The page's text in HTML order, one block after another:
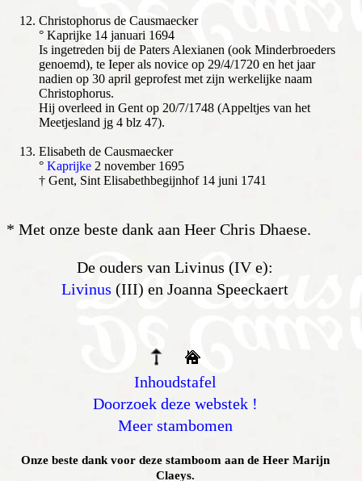
Christophorus de Causmaecker
° Kaprijke 14 januari 1694
Is ingetreden bij de Paters Alexianen (ook Minderbroeders
genoemd), te Ieper als novice op 29/4/1720 en het jaar
nadien op 30 april geprofest met zijn werkelijke naam
Christophorus.
Hij overleed in Gent op 20/7/1748 (Appeltjes van het
Meetjesland jg 4 blz 47).
Elisabeth de Causmaecker
° Kaprijke 2 november 1695
† Gent, Sint Elisabethbegijnhof 14 juni 1741
* Met onze beste dank aan Heer Chris Dhaese.
De ouders van Livinus (IV e):
Livinus (III) en Joanna Speeckaert
Inhoudstafel
Doorzoek deze webstek !
Meer stambomen
Onze beste dank voor deze stamboom aan de Heer Marijn
Claeys.